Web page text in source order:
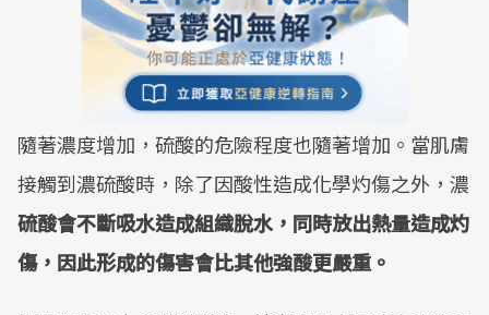
隨著濃度增加，硫酸的危險程度也隨著增加。當肌膚
接觸到濃硫酸時，除了因酸性造成化學灼傷之外，濃
硫酸會不斷吸水造成組織脫水，同時放出熱量造成灼
傷，因此形成的傷害會比其他強酸更嚴重。